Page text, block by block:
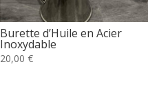
Burette d’Huile en Acier
Inoxydable
20,00 €